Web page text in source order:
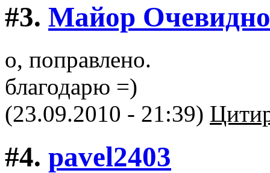
#3. Майор
о, поправлено.
благодарю =)
(23.09.2010 - 21:39)
#4. pavel2403